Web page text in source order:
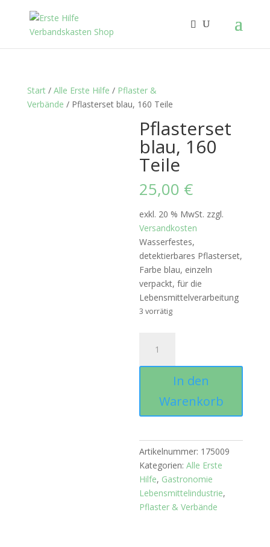
Start/ Alle Erste Hilfe / Pflaster &
Verbände / Pflasterset blau, 160 Teile
Pflasterset
blau, 160
Teile
25,00 €
exkl. 20 % MwSt. zzgl.
Versandkosten
Wasserfestes,
detektierbares Pflasterset,
Farbe blau, einzeln
verpackt, für die
Lebensmittelverarbeitung
3 vorrätig
blau,
160
Menge
In den
Warenkorb
Artikelnummer: 175009
Kategorien:Alle Erste
Hilfe, Gastronomie
Lebensmittelindustrie,
Pflaster & Verbände